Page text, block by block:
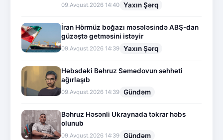
09.Avqust.2026 14:40 Yaxın Şərq
İran Hörmüz boğazı məsələsində ABŞ-dan
güzəştə getməsini istəyir
09.Avqust.2026 14:39 Yaxın Şərq
Həbsdəki Bəhruz Səmədovun səhhəti
ağırlaşıb
09.Avqust.2026 14:39 Gündəm
Bəhruz Həsənli Ukraynada təkrar həbs
olunub
09.Avqust.2026 14:39 Gündəm